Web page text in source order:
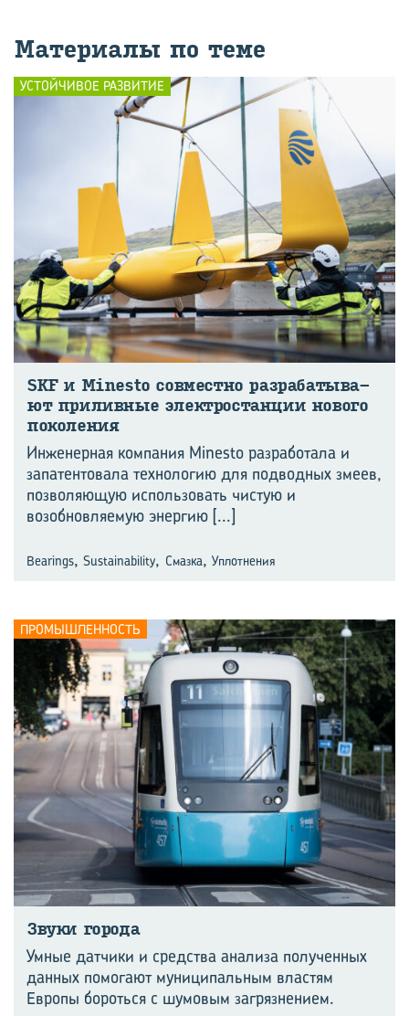
Ма­те­ри­а­лы по теме
УСТОЙЧИВОЕ РАЗВИТИЕ
SKF и Minesto сов­мест­но раз­ра­ба­ты­ва­
ют при­лив­ные элек­тро­стан­ции но­во­го
по­ко­ле­ния
Инженерная компания Minesto разработала и
запатентовала технологию для подводных змеев,
позволяющую использовать чистую и
возобновляемую энергию [...]
Bearings, Sustainability, Смазка, Уплотнения
ПРОМЫШЛЕННОСТЬ
Звуки го­ро­да
Умные датчики и средства анализа полученных
данных помогают муниципальным властям
Европы бороться с шумовым загрязнением.